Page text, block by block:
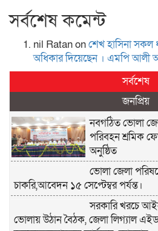
সর্বশেষ কমেন্ট
nil Ratanonশেখ হা‌সিনা সকল
অ‌ধিকার দি‌য়ে‌ছেন । এম‌পি
সর্বশেষ
জনপ্রিয়
নবগঠিত ভোলা
পরিবহন শ্রমিক
অনুষ্ঠিত
ভোলা জেলা
চাকরি,আবেদন ১৫ সেপ্টেম্বর পর্যন্ত।
সরকারি খরচে
ভোলায় উঠান বৈঠক, জেলা লিগ্যাল